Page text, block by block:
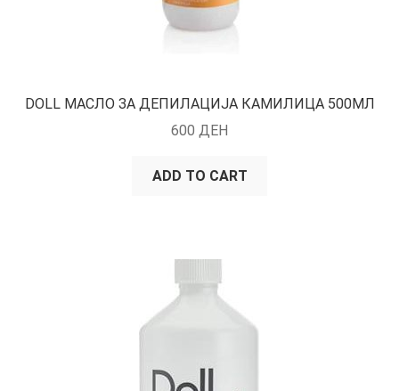
DOLL МАСЛО ЗА ДЕПИЛАЦИЈА КАМИЛИЦА 500МЛ
600 ДЕН
ADD TO CART